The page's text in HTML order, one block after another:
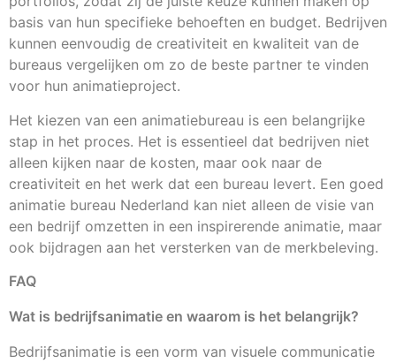
basis van hun specifieke behoeften en budget. Bedrijven
kunnen eenvoudig de creativiteit en kwaliteit van de
bureaus vergelijken om zo de beste partner te vinden
voor hun animatieproject.
Het kiezen van een animatiebureau is een belangrijke
stap in het proces. Het is essentieel dat bedrijven niet
alleen kijken naar de kosten, maar ook naar de
creativiteit en het werk dat een bureau levert. Een goed
animatie bureau Nederland kan niet alleen de visie van
een bedrijf omzetten in een inspirerende animatie, maar
ook bijdragen aan het versterken van de merkbeleving.
FAQ
Wat is bedrijfsanimatie en waarom is het belangrijk?
Bedrijfsanimatie is een vorm van visuele communicatie